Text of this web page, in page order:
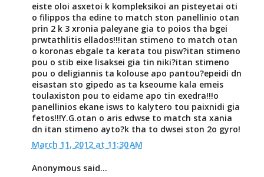
eiste oloi asxetoi k kompleksikoi an pisteyetai oti
o filippos tha edine to match ston panellinio otan
prin 2 k 3 xronia paleyane gia to poios tha bgei
prwtathlitis ellados!!!itan stimeno to match otan
o koronas ebgale ta kerata tou pisw?itan stimeno
pou o stib eixe lisaksei gia tin niki?itan stimeno
pou o deligiannis ta kolouse apo pantou?epeidi dn
eisastan sto gipedo as ta kseoume kala emeis
toulaxiston pou to eidame apo tin exedra!!!o
panellinios ekane isws to kalytero tou paixnidi gia
fetos!!!Y.G.otan o aris edwse to match sta xania
dn itan stimeno ayto?k tha to dwsei ston 2o gyro!
March 11, 2012 at 11:30 AM
Anonymous said...